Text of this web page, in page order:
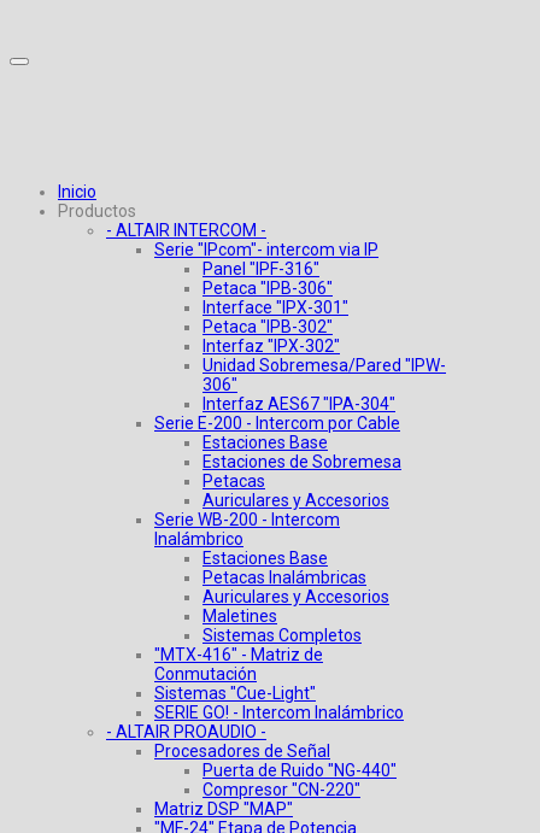
Inicio
Productos
- ALTAIR INTERCOM -
Serie "IPcom"- intercom via IP
Panel "IPF-316"
Petaca "IPB-306"
Interface "IPX-301"
Petaca "IPB-302"
Interfaz "IPX-302"
Unidad Sobremesa/Pared "IPW-
306"
Interfaz AES67 "IPA-304"
Serie E-200 - Intercom por Cable
Estaciones Base
Estaciones de Sobremesa
Petacas
Auriculares y Accesorios
Serie WB-200 - Intercom
Inalámbrico
Estaciones Base
Petacas Inalámbricas
Auriculares y Accesorios
Maletines
Sistemas Completos
"MTX-416" - Matriz de
Conmutación
Sistemas "Cue-Light"
SERIE GO! - Intercom Inalámbrico
- ALTAIR PROAUDIO -
Procesadores de Señal
Puerta de Ruido "NG-440"
Compresor "CN-220"
Matriz DSP "MAP"
"MF-24" Etapa de Potencia